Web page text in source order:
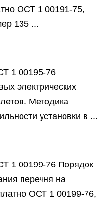
ОСТ 1 00191-75,
135 ...
1 00195-76
электрических
Методика
установки в ...
1 00199-76 Порядок
перечня на
ОСТ 1 00199-76,